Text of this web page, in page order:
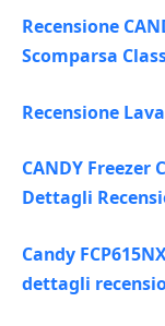
Recensione
Scomparsa
Recensione
CANDY Freezer
Dettagli
Candy
dettagli